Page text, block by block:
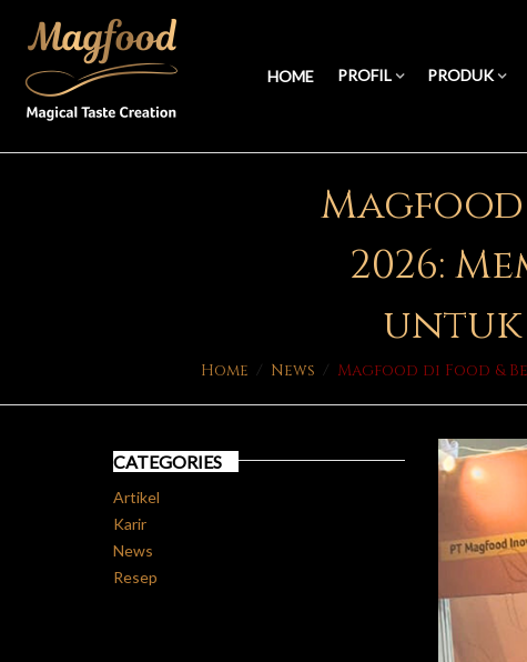
HOME PROFIL PRODUK
Magfood
2026:
Home / News / Magfood di Food &
CATEGORIES
Artikel
Karir
News
Resep